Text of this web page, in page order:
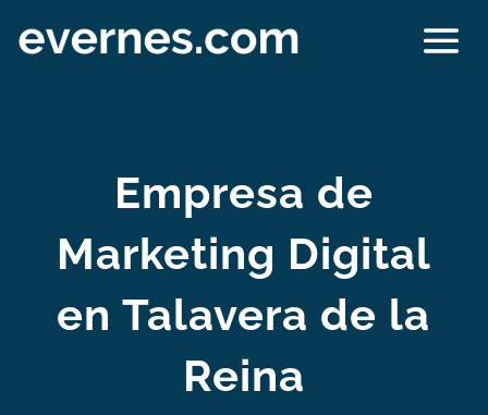
Empresa de
Marketing Digital
en Talavera de la
Reina